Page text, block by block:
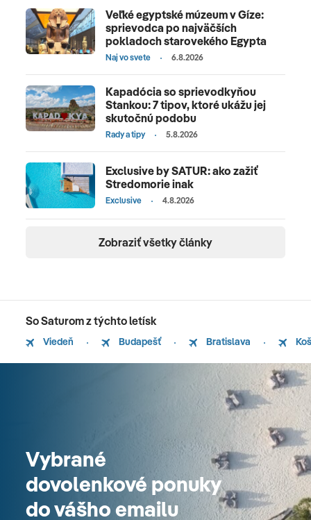
Veľké egyptské múzeum v Gíze:
sprievodca po najväčších
pokladoch starovekého Egypta
Naj vo svete 6.8.2026
Kapadócia so sprievodkyňou
Stankou: 7 tipov, ktoré ukážu jej
skutočnú podobu
Rady a tipy 5.8.2026
Exclusive by SATUR: ako zažiť
Stredomorie inak
Exclusive 4.8.2026
Zobraziť všetky články
So Saturom z týchto letísk
Viedeň Budapešť Bratislava
Vybrané
dovolenkové ponuky
do vášho emailu